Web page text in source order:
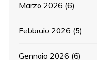
Marzo 2026 (6)
Febbraio 2026 (5)
Gennaio 2026 (6)